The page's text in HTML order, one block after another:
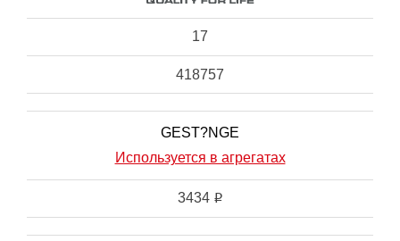
17
418757
GEST?NGE
Используется в агрегатах
3434 i